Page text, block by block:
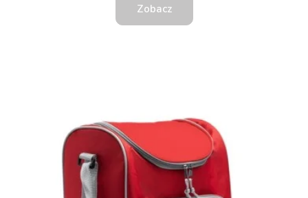
Zobacz